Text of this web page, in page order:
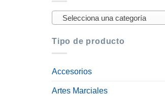
Selecciona una categoría
Tipo de producto
Accesorios
Artes Marciales